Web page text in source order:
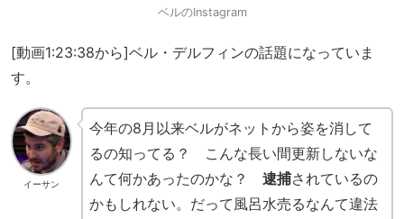
ベルのInstagram
[動画1:23:38から]ベル・デルフィンの話題になっていま
す。
イーサン
今年の8月以来ベルがネットから姿を消して
るの知ってる？ こんな長い間更新しないな
んて何かあったのかな？ 逮捕されているの
かもしれない。だって風呂水売るなんて違法